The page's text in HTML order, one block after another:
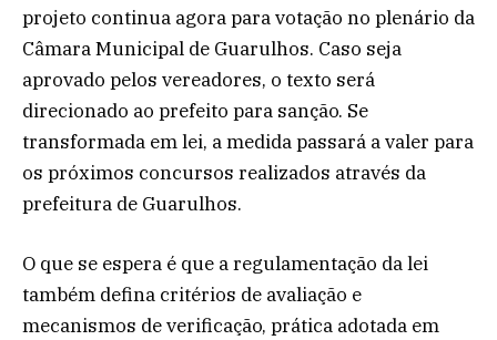
projeto continua agora para votação no plenário da
Câmara Municipal de Guarulhos. Caso seja
aprovado pelos vereadores, o texto será
direcionado ao prefeito para sanção. Se
transformada em lei, a medida passará a valer para
os próximos concursos realizados através da
prefeitura de Guarulhos.
O que se espera é que a regulamentação da lei
também defina critérios de avaliação e
mecanismos de verificação, prática adotada em